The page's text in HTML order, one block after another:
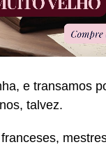
e transamos
talvez.